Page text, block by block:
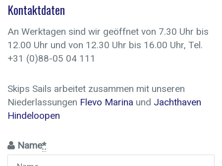
Kontaktdaten
An Werktagen sind wir geöffnet von 7.30 Uhr bis
12.00 Uhr und von 12.30 Uhr bis 16.00 Uhr, Tel.
+31 (0)88-05 04 111
Skips Sails arbeitet zusammen mit unseren
Niederlassungen Flevo Marina und Jachthaven
Hindeloopen
Name*